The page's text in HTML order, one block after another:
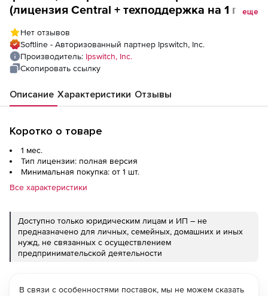
(лицензия Central + техподдержка на 1 год),
Subscription
еще
Нет отзывов
Softline - Авторизованный партнер Ipswitch, Inc.
Производитель: Ipswitch, Inc.
Скопировать ссылку
Описание Характеристики Отзывы
Коротко о товаре
1 мес.
Тип лицензии: полная версия
Минимальная покупка: от 1 шт.
Все характеристики
Доступно только юридическим лицам и ИП – не
предназначено для личных, семейных, домашних и иных
нужд, не связанных с осуществлением
предпринимательской деятельности
В связи с особенностями поставок, мы не можем сказать